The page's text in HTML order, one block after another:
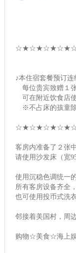
♪本住宿套餐预订
每位贵宾致赠１
可在附近饮食店
※不占床的孩童
客房内准备了２张
请使用沙发床（宽
使用沉稳色调统一
所有客房设备齐全
也可使用投币式洗
邻接着美国村，周
购物☆美食☆海上